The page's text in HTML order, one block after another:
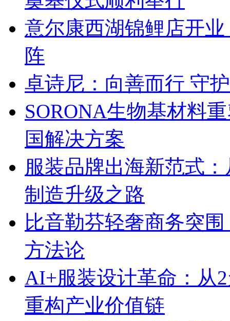
意尔康西湖锦鲤店开
阵
卓诗尼：向善而行 守
SORONA生物基材料
国解决方案
服装品牌出海新范式
制造升级之路
比音勒芬轻奢商务突
方法论
AI+服装设计革命：从
重构产业价值链